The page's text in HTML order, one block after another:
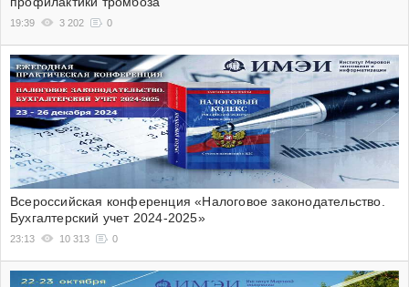
19:39 3 202 0
Всероссийская конференция «Налоговое законодательство.
Бухгалтерский учет 2024-2025»
23:13 10 313 0